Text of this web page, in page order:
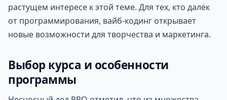
растущем интересе к этой теме. Для тех, кто далёк
от программирования, вайб-кодинг открывает
новые возможности для творчества и маркетинга.
Выбор курса и особенности
программы